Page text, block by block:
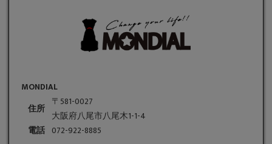
MONDIAL
住所
〒581-0027
大阪府八尾市八尾木1-1-4
電話 072-922-8885